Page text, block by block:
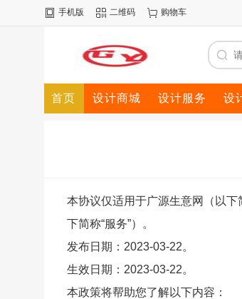
手机版 二维码 购物车
首页 设计商城 设计服务 设
本协议仅适用于广源生意网（以下
下简称“服务”）。
发布日期：2023-03-22。
生效日期：2023-03-22。
本政策将帮助您了解以下内容：